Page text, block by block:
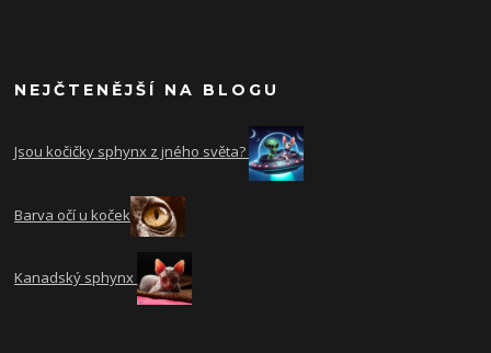
NEJČTENĚJŠÍ NA BLOGU
Jsou kočičky sphynx z jného světa?
Barva očí u koček
Kanadský sphynx